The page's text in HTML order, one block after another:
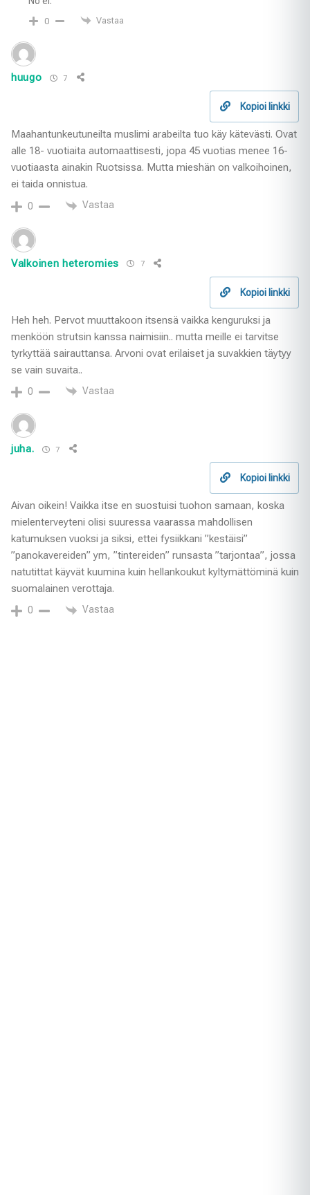
0 Vastaa
huugo 7
Kopioi linkki
Maahantunkeutuneilta muslimi arabeilta tuo käy kätevästi. Ovat
alle 18- vuotiaita automaattisesti, jopa 45 vuotias menee 16-
vuotiaasta ainakin Ruotsissa. Mutta mieshän on valkoihoinen,
ei taida onnistua.
0 Vastaa
Valkoinen heteromies 7
Kopioi linkki
Heh heh. Pervot muuttakoon itsensä vaikka kenguruksi ja
menköön strutsin kanssa naimisiin.. mutta meille ei tarvitse
tyrkyttää sairauttansa. Arvoni ovat erilaiset ja suvakkien täytyy
se vain suvaita..
0 Vastaa
juha. 7
Kopioi linkki
Aivan oikein! Vaikka itse en suostuisi tuohon samaan, koska
mielenterveyteni olisi suuressa vaarassa mahdollisen
katumuksen vuoksi ja siksi, ettei fysiikkani ”kestäisi”
”panokavereiden” ym, ”tintereiden” runsasta ”tarjontaa”, jossa
natutittat käyvät kuumina kuin hellankoukut kyltymättöminä kuin
suomalainen verottaja.
0 Vastaa